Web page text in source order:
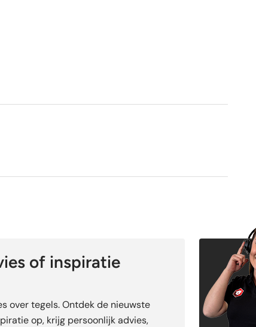
of inspiratie
over tegels. Ontdek de nieuwste
op, krijg persoonlijk advies,